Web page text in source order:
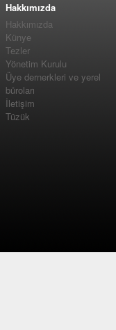
Hakkımızda
Hakkımızda
Künye
Tezler
Yönetim Kurulu
Üye dernerkleri ve yerel
büroları
İletişim
Tüzük